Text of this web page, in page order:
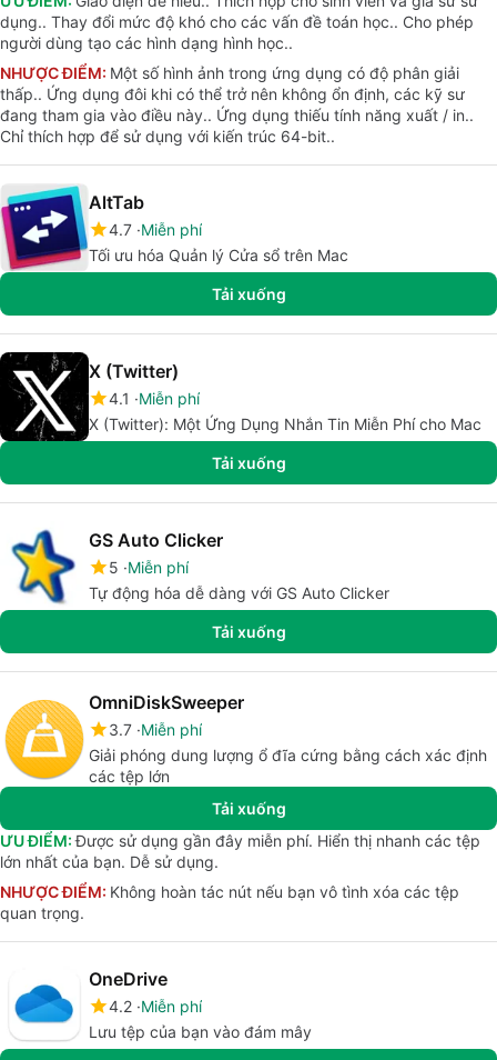
dụng.. Thay đổi mức độ khó cho các vấn đề toán học.. Cho phép
người dùng tạo các hình dạng hình học..
NHƯỢC ĐIỂM: Một số hình ảnh trong ứng dụng có độ phân giải
thấp.. Ứng dụng đôi khi có thể trở nên không ổn định, các kỹ sư
đang tham gia vào điều này.. Ứng dụng thiếu tính năng xuất / in..
Chỉ thích hợp để sử dụng với kiến trúc 64-bit..
AltTab
4.7 Miễn phí
Tối ưu hóa Quản lý Cửa sổ trên Mac
Tải xuống
X (Twitter)
4.1
Miễn phí
X (Twitter): Một Ứng Dụng Nhắn Tin Miễn Phí cho Mac
Tải xuống
GS Auto Clicker
5 Miễn phí
Tự động hóa dễ dàng với GS Auto Clicker
Tải xuống
OmniDiskSweeper
3.7 Miễn phí
Giải phóng dung lượng ổ đĩa cứng bằng cách xác định
các tệp lớn
Tải xuống
ƯU ĐIỂM:Được sử dụng gần đây miễn phí. Hiển thị nhanh các tệp
lớn nhất của bạn. Dễ sử dụng.
NHƯỢC ĐIỂM: Không hoàn tác nút nếu bạn vô tình xóa các tệp
quan trọng.
OneDrive
4.2 Miễn phí
Lưu tệp của bạn vào đám mây